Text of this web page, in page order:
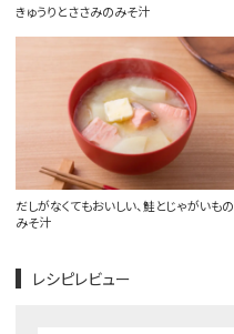
きゅうりとささみのみそ汁
だしがなくてもおいしい、鮭とじゃがいもの
みそ汁
レシピレビュー